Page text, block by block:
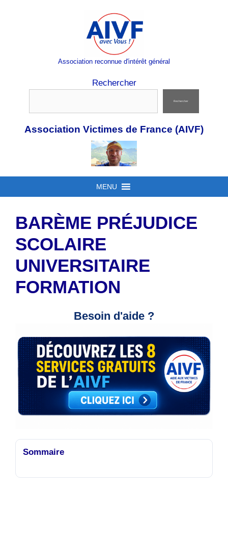
Association reconnue d'intérêt général
Rechercher
Rechercher
Association Victimes de France (AIVF)
MENU
BARÈME PRÉJUDICE
SCOLAIRE
UNIVERSITAIRE
FORMATION
Besoin d'aide ?
Sommaire